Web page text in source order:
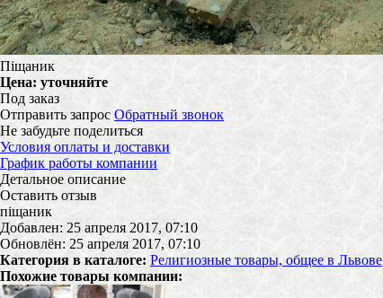
Піщаник
Цена: уточняйте
Под заказ
Отправить запрос Обратный звонок
Не забудьте поделиться
Условия оплаты и доставки
График работы компании
Детальное описание
Оставить отзыв
піщаник
Добавлен: 25 апреля 2017, 07:10
Обновлён: 25 апреля 2017, 07:10
Категория в каталоге: Религиозные товары, общее в Львове
Похожие товары компании: